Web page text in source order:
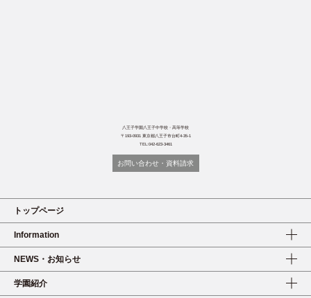
八王子学園八王子中学校・高等学校
〒193-0931 東京都八王子市台町4-35-1
TEL:042-623-3461
お問い合わせ・資料請求
トップページ
Information
NEWS・お知らせ
学園紹介